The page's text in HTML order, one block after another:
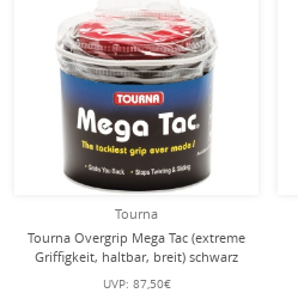
Tourna
Tourna Overgrip Mega Tac (extreme
Griffigkeit, haltbar, breit) schwarz
30er Clip-Beutel
UVP: 87,50€